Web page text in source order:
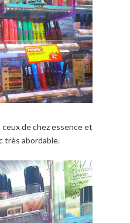
de chez essence et
très abordable.